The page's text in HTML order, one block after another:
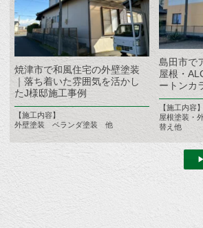
焼津市で和風住宅の外壁塗装
｜落ち着いた雰囲気を活かし
たJ様邸施工事例
【施工内容】
外壁塗装 ベランダ塗装 他
島田市で
屋根・
ートンカ
【施工内容】
屋根塗装・
替え他